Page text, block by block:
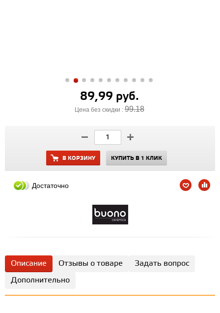
89,99 руб.
Цена без скидки :99.18
В КОРЗИНУ КУПИТЬ В 1 КЛИК
Достаточно
Описание Отзывы о товаре
Задать вопрос
Дополнительно